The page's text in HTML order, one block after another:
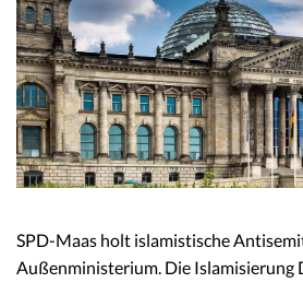
SPD-Maas holt islamistische
Außenministerium. Die Islamisierung